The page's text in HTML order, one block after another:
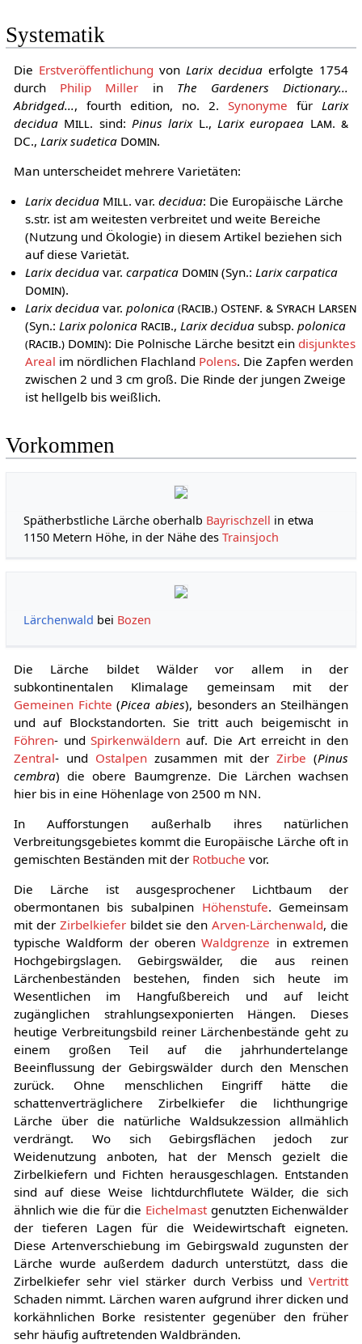
Systematik
Die Erstveröffentlichung von Larix decidua erfolgte 1754
durch Philip Miller in The Gardeners Dictionary...
Abridged..., fourth edition, no. 2.Synonyme für Larix
decidua Mill. sind: Pinus larix L., Larix europaea Lam. &
DC., Larix sudetica Domin.
Man unterscheidet mehrere Varietäten:
Larix decidua Mill. var.decidua: Die Europäische Lärche
s.str. ist am weitesten verbreitet und weite Bereiche
(Nutzung und Ökologie) in diesem Artikel beziehen sich
auf diese Varietät.
Larix decidua var.carpatica Domin (Syn.:Larix carpatica
Domin).
Larix decidua var.polonica (Racib.) Ostenf. & Syrach Larsen
(Syn.:Larix polonica Racib.,Larix decidua subsp.polonica
(Racib.) Domin): Die Polnische Lärche besitzt ein disjunktes
Areal im nördlichen Flachland Polens. Die Zapfen werden
zwischen 2 und 3 cm groß. Die Rinde der jungen Zweige
ist hellgelb bis weißlich.
Vorkommen
Spätherbstliche Lärche oberhalb Bayrischzell in etwa
1150 Metern Höhe, in der Nähe desTrainsjoch
Lärchenwald bei Bozen
Die Lärche bildet Wälder vor allem in der
subkontinentalen Klimalage gemeinsam mit der
Gemeinen Fichte (Picea abies), besonders an Steilhängen
und auf Blockstandorten. Sie tritt auch beigemischt in
Föhren- undSpirkenwäldern auf. Die Art erreicht in den
Zentral- und Ostalpenzusammen mit derZirbe (Pinus
cembra) die obere Baumgrenze. Die Lärchen wachsen
hier bis in eine Höhenlage von 2500 m NN.
In Aufforstungen außerhalb ihres natürlichen
Verbreitungsgebietes kommt die Europäische Lärche oft in
gemischten Beständen mit der Rotbuche vor.
Die Lärche ist ausgesprochener Lichtbaum der
obermontanen bis subalpinen Höhenstufe. Gemeinsam
mit der Zirbelkieferbildet sie denArven-Lärchenwald, die
typische Waldform der oberenWaldgrenze in extremen
Hochgebirgslagen. Gebirgswälder, die aus reinen
Lärchenbeständen bestehen, finden sich heute im
Wesentlichen im Hangfußbereich und auf leicht
zugänglichen strahlungsexponierten Hängen. Dieses
heutige Verbreitungsbild reiner Lärchenbestände geht zu
einem großen Teil auf die jahrhundertelange
Beeinflussung der Gebirgswälder durch den Menschen
zurück. Ohne menschlichen Eingriff hätte die
schattenverträglichere Zirbelkiefer die lichthungrige
Lärche über die natürliche Waldsukzession allmählich
verdrängt. Wo sich Gebirgsflächen jedoch zur
Weidenutzung anboten, hat der Mensch gezielt die
Zirbelkiefern und Fichten herausgeschlagen. Entstanden
sind auf diese Weise lichtdurchflutete Wälder, die sich
ähnlich wie die für die Eichelmastgenutzten Eichenwälder
der tieferen Lagen für die Weidewirtschaft eigneten.
Diese Artenverschiebung im Gebirgswald zugunsten der
Lärche wurde außerdem dadurch unterstützt, dass die
Zirbelkiefer sehr viel stärker durch Verbiss undVertritt
Schaden nimmt. Lärchen waren aufgrund ihrer dicken und
korkähnlichen Borke resistenter gegenüber den früher
sehr häufig auftretenden Waldbränden.